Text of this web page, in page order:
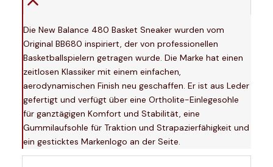
Die New Balance 480 Basket Sneaker wurden vom
Original BB680 inspiriert, der von professionellen
Basketballspielern getragen wurde. Die Marke hat einen
zeitlosen Klassiker mit einem einfachen,
aerodynamischen Finish neu geschaffen. Er ist aus Leder
gefertigt und verfügt über eine Ortholite-Einlegesohle
für ganztägigen Komfort und Stabilität, eine
Gummilaufsohle für Traktion und Strapazierfähigkeit und
ein gesticktes Markenlogo an der Seite.